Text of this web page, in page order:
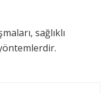
sağlıklı